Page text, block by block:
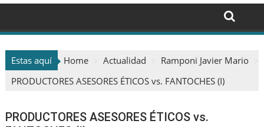
Estas aquí Home Actualidad
Ramponi Javier Mario
PRODUCTORES ASESORES ÉTICOS vs. FANTOCHES (I)
PRODUCTORES ASESORES ÉTICOS vs.